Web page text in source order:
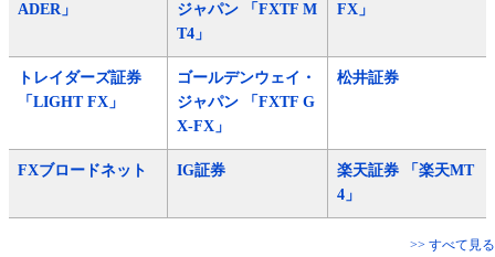
ADER」
ジャパン 「FXTF M
T4」
FX」
トレイダーズ証券
「LIGHT FX」
ゴールデンウェイ・
ジャパン 「FXTF G
X-FX」
松井証券
FXブロードネット IG証券
楽天証券 「楽天MT
4」
>> すべて見る